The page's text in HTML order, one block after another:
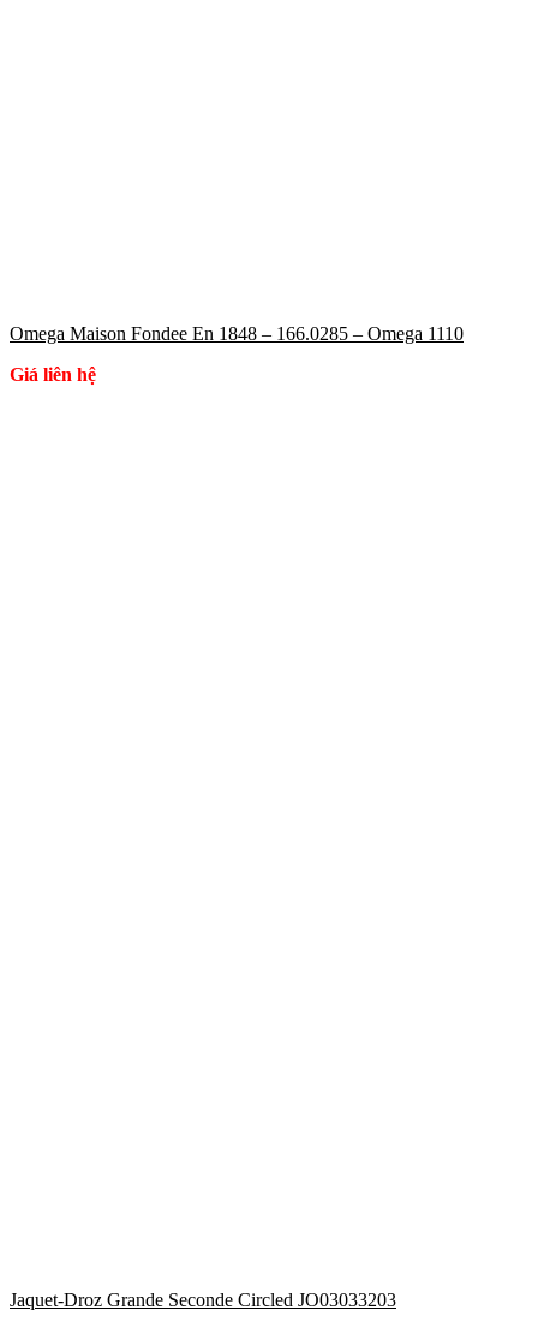
Omega Maison Fondee En 1848 – 166.0285 – Omega 1110
Giá liên hệ
Jaquet-Droz Grande Seconde Circled JO03033203